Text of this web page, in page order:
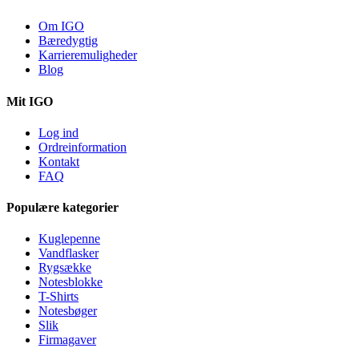
Om IGO
Bæredygtig
Karrieremuligheder
Blog
Mit IGO
Log ind
Ordreinformation
Kontakt
FAQ
Populære kategorier
Kuglepenne
Vandflasker
Rygsække
Notesblokke
T-Shirts
Notesbøger
Slik
Firmagaver